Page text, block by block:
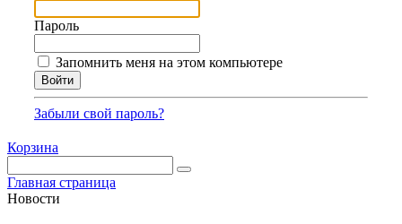
Пароль
Запомнить меня на этом компьютере
Забыли свой пароль?
Корзина
Главная страница
Новости